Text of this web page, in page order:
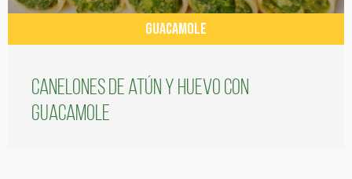
GUACAMOLE
Canelones de atún y huevo con
guacamole